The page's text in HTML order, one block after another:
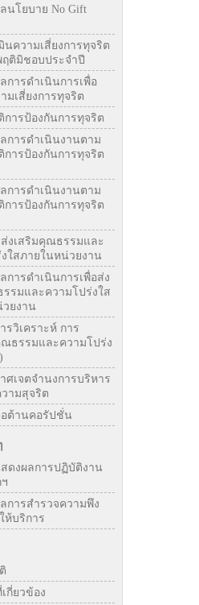
นโยบาย No Gift
นความเสี่ยงการทุจริต
ติมิชอบประจำปี
การดำเนินการเพื่อ
มเสี่ยงการทุจริต
ารป้องกันการทุจริต
การดำเนินงานตาม
ารป้องกันการทุจริต
การดำเนินงานตาม
ารป้องกันการทุจริต
งเสริมคุณธรรมและ
ใสภายในหน่วยงาน
การดำเนินการเพื่อส่ง
รมและความโปร่งใส
ยงาน
รวิเคราะห์ การ
ธรรมและความโปร่ง
ศเจตจำนงการบริหาร
ามสุจริต
ต้านคอรัปชั่น
ดงผลการปฏิบัติงาน
การสำรวจความพึง
ห้บริการ
กี่ยวข้อง